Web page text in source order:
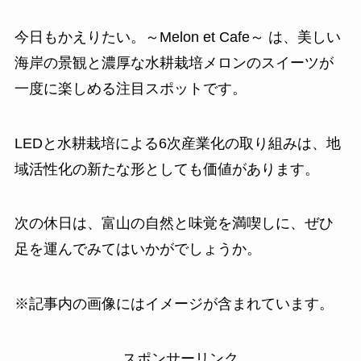
今日もかえりたい。～Melon et Cafe～ は、美しい
海岸の景観と濃厚な水耕栽培メロンのスイーツが
一度に楽しめる注目スポットです。
LEDと水耕栽培による6次産業化の取り組みは、地
域活性化の新たな形としても価値があります。
次の休日は、富山の自然と味覚を満喫しに、ぜひ
足を運んでみてはいかがでしょうか。
※記事内の画像にはイメージが含まれています。